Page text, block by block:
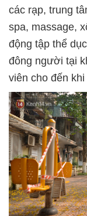
các rạp, trung
spa, massage,
động tập thể
đông người tại
viên cho đến